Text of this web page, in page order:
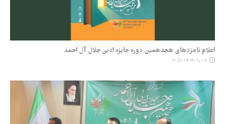
اعلام نامزدهای هجدهمین دوره جایزه ادبی جلال آل احمد
۱۴۰۴-۱۰-۰۹ ۱۱:۵۱